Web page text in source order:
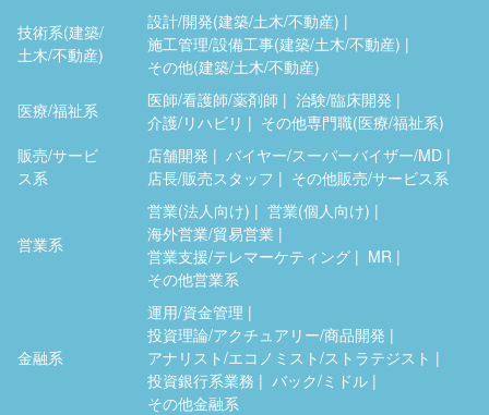
技術系(建築/
土木/不動産)
設計/開発(建築/土木/不動産)
施工管理/設備工事(建築/土木/不動産)
その他(建築/土木/不動産)
医療/福祉系
医師/看護師/薬剤師
治験/臨床開発
介護/リハビリ
その他専門職(医療/福祉系)
販売/サービ
ス系
店舗開発
バイヤー/スーパーバイザー/MD
店長/販売スタッフ
その他販売/サービス系
営業系
営業(法人向け)
営業(個人向け)
海外営業/貿易営業
営業支援/テレマーケティング
MR
その他営業系
金融系
運用/資金管理
投資理論/アクチュアリー/商品開発
アナリスト/エコノミスト/ストラテジスト
投資銀行系業務
バック/ミドル
その他金融系